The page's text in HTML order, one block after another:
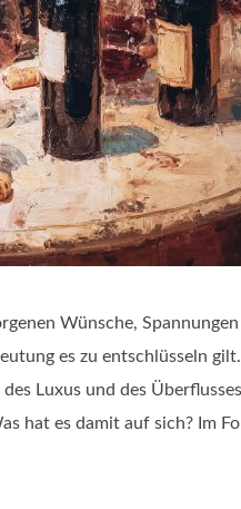
Wünsche,
es zu entschlüsseln
Luxus und des
hat es damit auf sich? Im